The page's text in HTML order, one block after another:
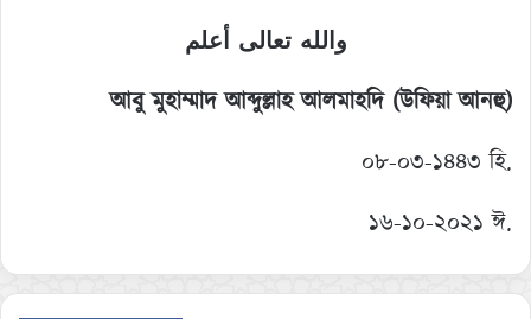
والله تعالى أعلم
আবু মুহাম্মাদ আব্দুল্লাহ আলমাহদি (উফিয়া আনহু)
০৮-০৩-১৪৪৩ হি.
১৬-১০-২০২১ ঈ.